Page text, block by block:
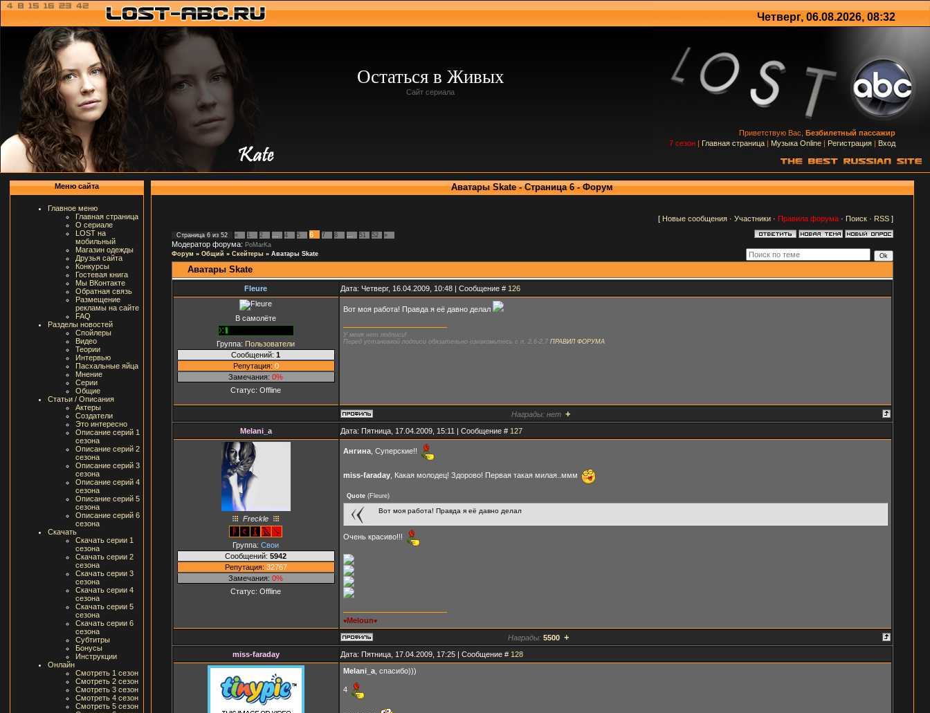
Четверг, 06.08.2026, 08:32
Остаться в Живых
Сайт сериала
Приветствую Вас, Безбилетный пассажир
7 сезон | Главная страница | Музыка Online | Регистрация | Вход
Меню сайта
Главное меню
Главная страница
О сериале
LOST на
мобильный
Магазин одежды
Друзья сайта
Конкурсы
Гостевая книга
Мы ВКонтакте
Обратная связь
Размещение
рекламы на сайте
FAQ
Разделы новостей
Спойлеры
Видео
Теории
Интервью
Пасхальные яйца
Мнение
Серии
Общие
Статьи / Описания
Актеры
Создатели
Это интересно
Описание серий 1
сезона
Описание серий 2
сезона
Описание серий 3
сезона
Описание серий 4
сезона
Описание серий 5
сезона
Описание серий 6
сезона
Скачать
Скачать серии 1
сезона
Скачать серии 2
сезона
Скачать серии 3
сезона
Скачать серии 4
сезона
Скачать серии 5
сезона
Скачать серии 6
сезона
Субтитры
Бонусы
Инструкции
Онлайн
Смотреть 1 сезон
Смотреть 2 сезон
Смотреть 3 сезон
Смотреть 4 сезон
Смотреть 5 сезон
Аватары Skate - Страница 6 - Форум
[ Новые сообщения· Участники· Правила форума· Поиск· RSS]
Страница 6из 52 « 1 2 4 5 6 7 8 51 52 »
Модератор форума: PoMarKa
Форум » Общий » Скейтеры » Аватары Skate
Аватары Skate
Fleure Дата: Четверг, 16.04.2009, 10:48 | Сообщение # 126
В самолёте
Группа: Пользователи
Сообщений: 1
Репутация: 0
Замечания: 0%
Статус: Offline
Вот моя работа! Правда я её давно делал
У меня нет подписи!
Перед установкой подписи обязательно ознакомьтесь с п. 2.6-2.7 ПРАВИЛ ФОРУМА
Награды: нет +
Melani_a Дата: Пятница, 17.04.2009, 15:11 | Сообщение # 127
Freckle
Группа: Свои
Сообщений: 5942
Репутация: 32767
Замечания: 0%
Статус: Offline
Ангина, Суперские!!
miss-faraday, Какая молодец! Здорово! Первая такая милая..ммм
Quote(Fleure)
Вот моя работа! Правда я её давно делал
Очень красиво!!!
♥Meloun♥
Награды: 5500 +
miss-faraday Дата: Пятница, 17.04.2009, 17:25 | Сообщение # 128
Melani_a, спасибо)))
4